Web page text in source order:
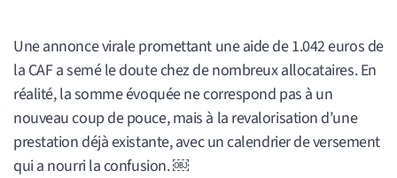
Une annonce virale promettant une aide de 1.042 euros de
la CAF a semé le doute chez de nombreux allocataires. En
réalité, la somme évoquée ne correspond pas à un
nouveau coup de pouce, mais à la revalorisation d’une
prestation déjà existante, avec un calendrier de versement
qui a nourri la confusion. ￼